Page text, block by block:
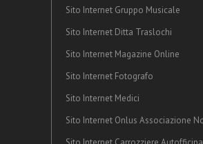
Sito Internet Gruppo Musicale
Sito Internet Ditta Traslochi
Sito Internet Magazine Online
Sito Internet Fotografo
Sito Internet Medici
Sito Internet Onlus Associazione